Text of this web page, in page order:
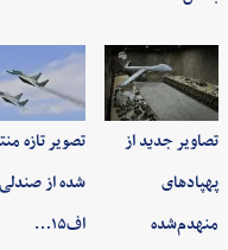
تصاویر جدید از
پهپادهای
منهدم‌شده
تصویر تازه
شده از صندلی
اف۱۵…